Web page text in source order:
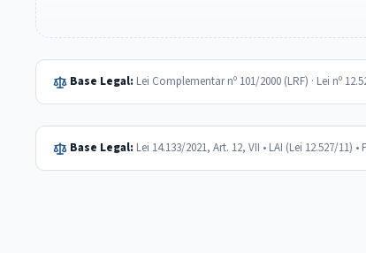
Base Legal: Lei Complementar nº 101/2000 (LRF) · Lei nº
Base Legal: Lei 14.133/2021, Art. 12, VII • LAI (Lei 12.527/11)